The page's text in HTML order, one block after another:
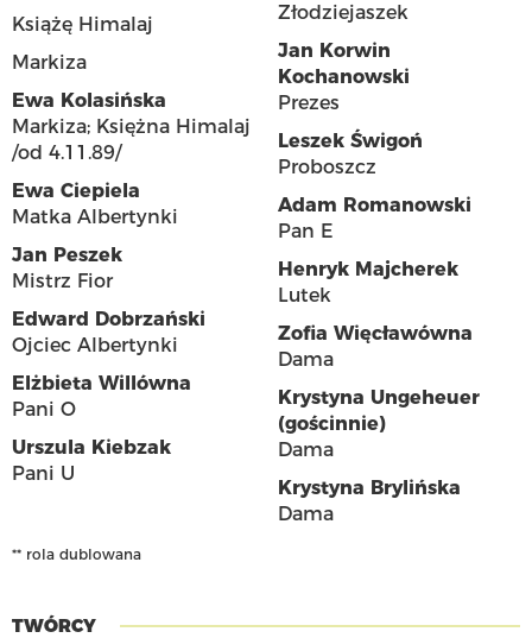
Książę Himalaj
Markiza
Ewa Kolasińska
Markiza; Księżna Himalaj
/od 4.11.89/
Ewa Ciepiela
Matka Albertynki
Jan Peszek
Mistrz Fior
Edward Dobrzański
Ojciec Albertynki
Elżbieta Willówna
Pani O
Urszula Kiebzak
Pani U
Złodziejaszek
Jan Korwin
Kochanowski
Prezes
Leszek Świgoń
Proboszcz
Adam Romanowski
Pan E
Henryk Majcherek
Lutek
Zofia Więcławówna
Dama
Krystyna Ungeheuer
(gościnnie)
Dama
Krystyna Brylińska
Dama
** rola dublowana
TWÓRCY